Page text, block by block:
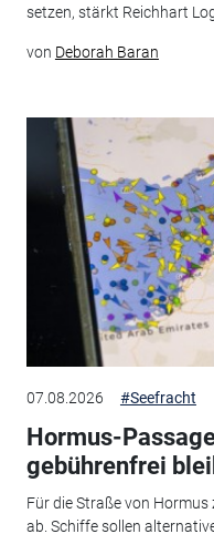
setzen, stärkt Reichhart
von Deborah Baran
07.08.2026 #Seefracht
Hormus-
gebührenfrei
Für die Straße von
ab. Schiffe sollen